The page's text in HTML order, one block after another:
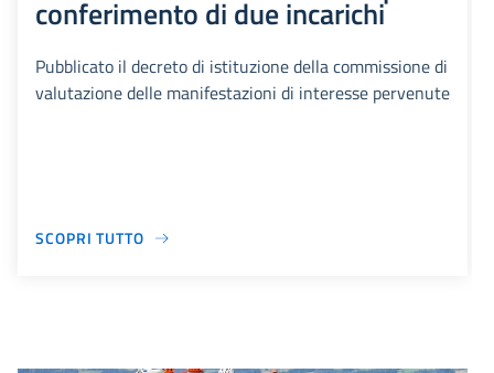
conferimento di due incarichi
Pubblicato il decreto di istituzione della commissione di
valutazione delle manifestazioni di interesse pervenute
SCOPRI TUTTO